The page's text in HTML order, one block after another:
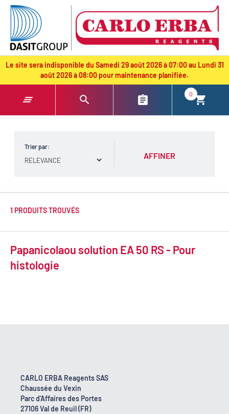
text.skipToContent
text.skipToNavigation
Le site sera indisponible du Samedi 29 août 2026 à 07:00 au Lundi 31
août 2026 à 08:00 pour maintenance planifiée.
0
Trier par:
AFFINER
1 PRODUITS TROUVÉS
Papanicolaou solution EA 50 RS - Pour
histologie
CARLO ERBA Reagents SAS
Chaussée du Vexin
Parc d'Affaires des Portes
27106 Val de Reuil (FR)